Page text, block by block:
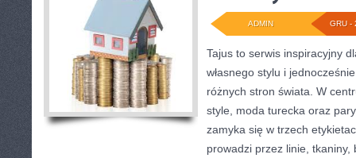
GRU -
ADMIN
Tajus to serwis inspiracyjny
własnego stylu i
różnych stron świata. W
style, moda turecka oraz
zamyka się w trzech
prowadzi przez linie, tkaniny,